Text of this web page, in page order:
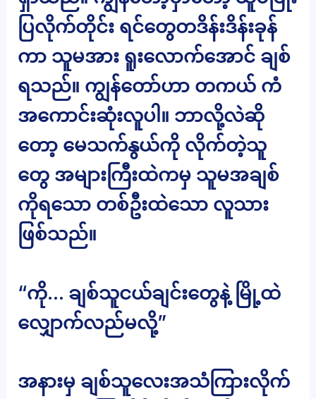
ပြလိုက်တိုင်း ရင်တွေတဒိန်းဒိန်းခုန်
ကာ သူမအား ရူးလောက်အောင် ချစ်
ရသည်။ ကျွန်တော်ဟာ တကယ် ကံ
အကောင်းဆုံးလူပါ။ ဘာလို့လဲဆို
တော့ မေသက်နွယ်ကို လိုက်တဲ့သူ
တွေ အများကြီးထဲကမှ သူမအချစ်
ကိုရသော တစ်ဦးထဲသော လူသား
ဖြစ်သည်။
“ကို… ချစ်သူငယ်ချင်းတွေနဲ့ မြို့ထဲ
လျှောက်လည်မလို့”
အနားမှ ချစ်သူလေးအသံကြားလိုက်